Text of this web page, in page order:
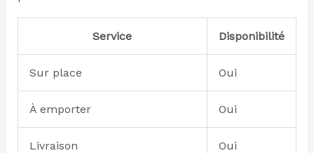
Service Disponibilité
Sur place Oui
À emporter Oui
Livraison Oui